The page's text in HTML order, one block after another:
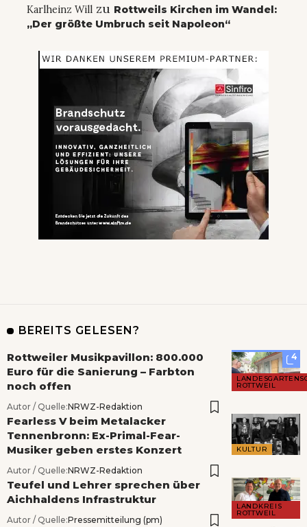
Karlheinz Will zu Rottweils Kirchen im Wandel:
„Der größte Umbruch seit Napoleon“
BEREITS GELESEN?
4
ROTTWEIL
Rottweiler Musikpavillon: 800.000
Euro für die Sanierung – Farbton
noch offen
Autor / Quelle:NRWZ-Redaktion
KULTUR
Fearless V beim Metalacker
Tennenbronn: Ex-Primal-Fear-
Musiker geben erstes Konzert
Autor / Quelle:NRWZ-Redaktion
LANDKREIS
ROTTWEIL
Teufel und Lehrer sprechen über
Aichhaldens Infrastruktur
Autor / Quelle:Pressemitteilung (pm)